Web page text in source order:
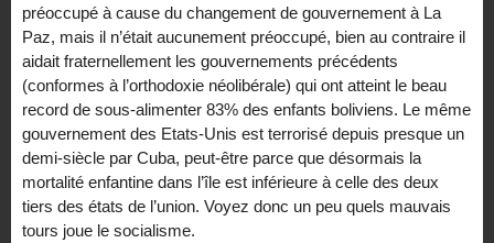
préoccupé à cause du changement de gouvernement à La
Paz, mais il n’était aucunement préoccupé, bien au contraire il
aidait fraternellement les gouvernements précédents
(conformes à l’orthodoxie néolibérale) qui ont atteint le beau
record de sous-alimenter 83% des enfants boliviens. Le même
gouvernement des Etats-Unis est terrorisé depuis presque un
demi-siècle par Cuba, peut-être parce que désormais la
mortalité enfantine dans l’île est inférieure à celle des deux
tiers des états de l’union. Voyez donc un peu quels mauvais
tours joue le socialisme.